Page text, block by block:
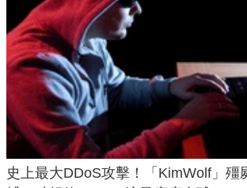
史上最大DDoS攻擊！「KimWolf」殭